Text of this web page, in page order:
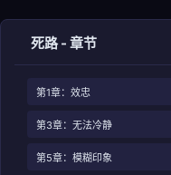
死路 - 章节
第1章：效忠
第3章：无法冷静
第5章：模糊印象